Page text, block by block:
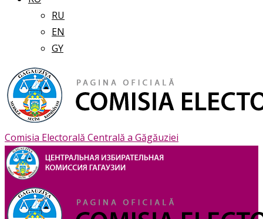
RU
EN
GY
Comisia Electorală Centrală a Găgăuziei